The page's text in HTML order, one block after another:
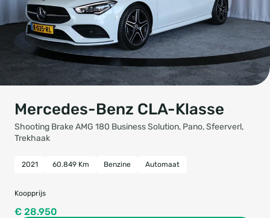
Mercedes-Benz CLA-Klasse
Shooting Brake AMG 180 Business Solution, Pano, Sfeerverl,
Trekhaak
2021 60.849 Km Benzine Automaat
Koopprijs
€ 28.950